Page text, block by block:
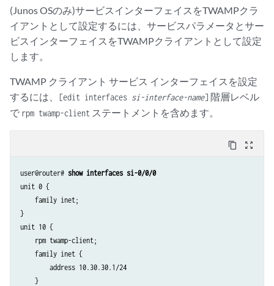
(Junos OSのみ)サービスインターフェイスをTWAMPクラ
イアントとして設定するには、サービスパラメータとサー
ビスインターフェイスをTWAMPクライアントとして設定
します。
TWAMP クライアント サービス インターフェイスを設定
するには、
[edit interfaces si-interface-name] 階層レベル
で rpm twamp-client ステートメントを含めます。
content_copy zoom_out_map
user@router# show interfaces si-0/0/0
unit 0 {
    family inet;
}
unit 10 {
    rpm twamp-client;
    family inet {
        address 10.30.30.1/24
    }